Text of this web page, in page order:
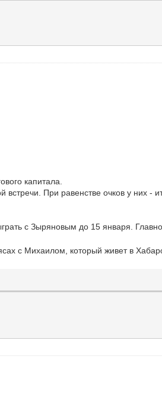
капитала.
встречи. При равенстве очков у них -
с Зыряновым до 15 января.
с Михаилом, который живет в